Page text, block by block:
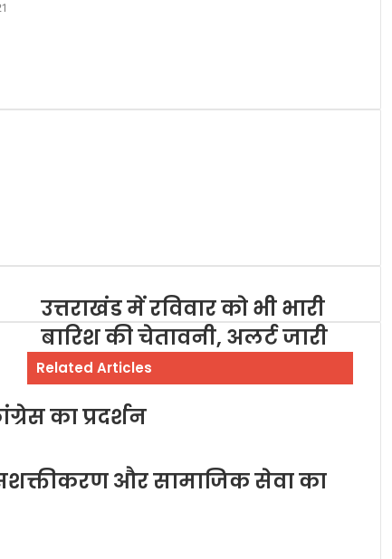
उत्तराखंड में रविवार को भी भारी
बारिश की चेतावनी, अलर्ट जारी
Related Articles
का प्रदर्शन
सशक्तीकरण और सामाजिक सेवा का